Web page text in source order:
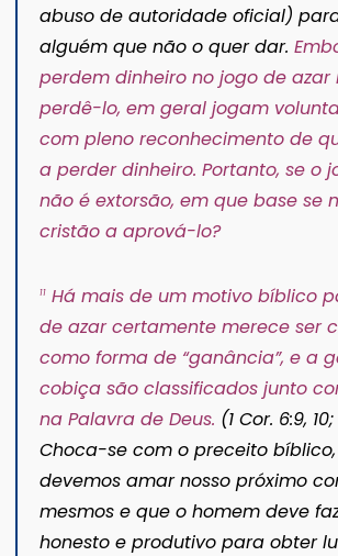
abuso de autoridade oficial)
alguém que não o quer dar.
perdem dinheiro no jogo de
perdê-lo, em geral jogam
com pleno reconhecimento de
a perder dinheiro. Portanto, se o
não é extorsão, em que base se
cristão a aprová-lo?
11 Há mais de um motivo bíblico
de azar certamente merece ser
como forma de “ganância”, e a
cobiça são classificados junto
na Palavra de Deus. (1 Cor. 6:9,
Choca-se com o preceito
devemos amar nosso próximo
mesmos e que o homem deve
honesto e produtivo para obter